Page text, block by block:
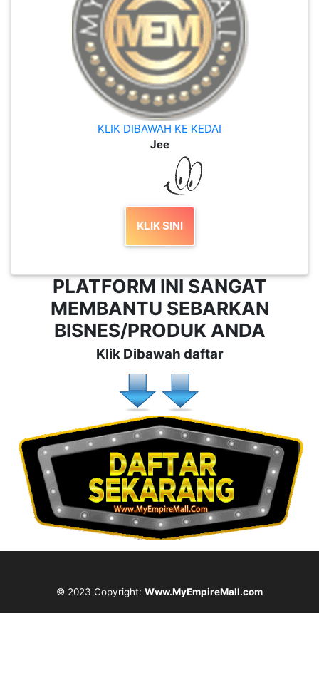
KLIK DIBAWAH KE KEDAI
Jee
KLIK SINI
PLATFORM INI SANGAT
MEMBANTU SEBARKAN
BISNES/PRODUK ANDA
Klik Dibawah daftar
© 2023 Copyright: Www.MyEmpireMall.com